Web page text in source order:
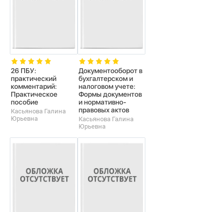
26 ПБУ:
практический
комментарий:
Практическое
пособие
Касьянова Галина
Юрьевна
Документооборот в
бухгалтерском и
налоговом учете:
Формы документов
и нормативно-
правовых актов
Касьянова Галина
Юрьевна